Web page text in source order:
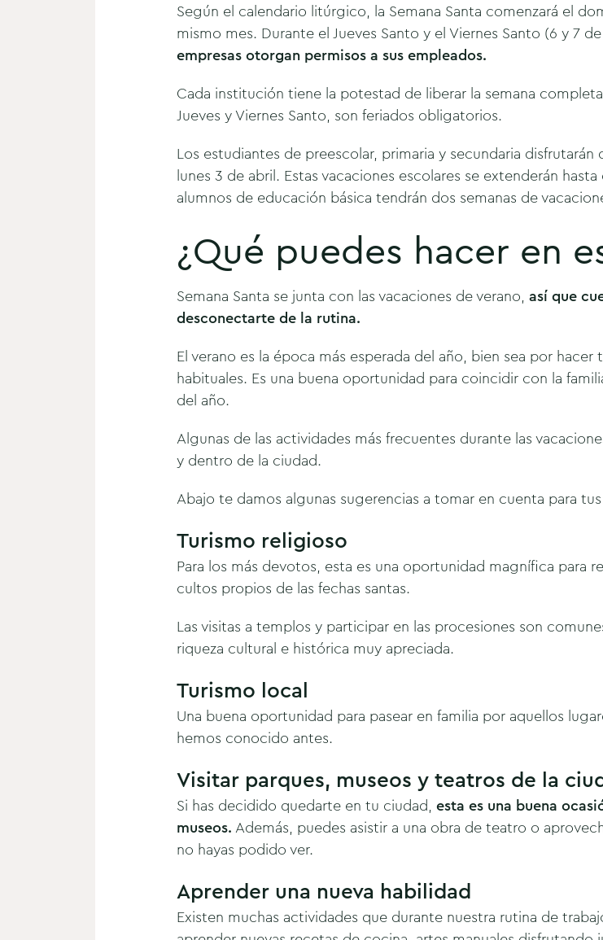
Según el calendario litúrgico, la Semana Santa comenzará el
mismo mes. Durante el Jueves Santo y el Viernes Santo (6 y 7
empresas otorgan permisos a sus empleados.
Cada institución tiene la potestad de liberar la semana
Jueves y Viernes Santo, son feriados obligatorios.
Los estudiantes de preescolar, primaria y secundaria
lunes 3 de abril. Estas vacaciones escolares se extenderán
alumnos de educación básica tendrán dos semanas de
¿Qué puedes hacer en
Semana Santa se junta con las vacaciones de verano, así que
desconectarte de la rutina.
El verano es la época más esperada del año, bien sea por
habituales. Es una buena oportunidad para coincidir con la
del año.
Algunas de las actividades más frecuentes durante las
y dentro de la ciudad.
Abajo te damos algunas sugerencias a tomar en cuenta para
Turismo religioso
Para los más devotos, esta es una oportunidad magnífica para
cultos propios de las fechas santas.
Las visitas a templos y participar en las procesiones son
riqueza cultural e histórica muy apreciada.
Turismo local
Una buena oportunidad para pasear en familia por aquellos
hemos conocido antes.
Visitar parques, museos y teatros de la
Si has decidido quedarte en tu ciudad, esta es una buena
museos.Además, puedes asistir a una obra de teatro o
no hayas podido ver.
Aprender una nueva habilidad
Existen muchas actividades que durante nuestra rutina de